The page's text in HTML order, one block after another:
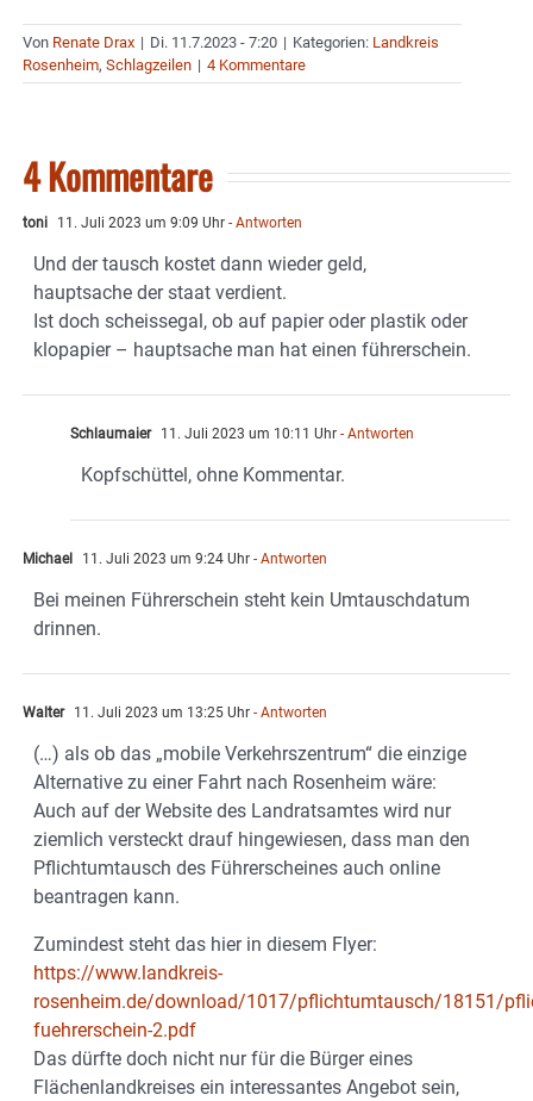
Von Renate Drax | Di. 11.7.2023 - 7:20 | Kategorien: Landkreis
Rosenheim, Schlagzeilen | 4 Kommentare
4 Kommentare
toni 11. Juli 2023 um 9:09 Uhr - Antworten
Und der tausch kostet dann wieder geld,
hauptsache der staat verdient.
Ist doch scheissegal, ob auf papier oder plastik oder
klopapier – hauptsache man hat einen führerschein.
Schlaumaier 11. Juli 2023 um 10:11 Uhr - Antworten
Kopfschüttel, ohne Kommentar.
Michael 11. Juli 2023 um 9:24 Uhr - Antworten
Bei meinen Führerschein steht kein Umtauschdatum
drinnen.
Walter 11. Juli 2023 um 13:25 Uhr - Antworten
(…) als ob das „mobile Verkehrszentrum“ die einzige
Alternative zu einer Fahrt nach Rosenheim wäre:
Auch auf der Website des Landratsamtes wird nur
ziemlich versteckt drauf hingewiesen, dass man den
Pflichtumtausch des Führerscheines auch online
beantragen kann.
Zumindest steht das hier in diesem Flyer:
https://www.landkreis-
rosenheim.de/download/1017/pflichtumtausch/18151/
fuehrerschein-2.pdf
Das dürfte doch nicht nur für die Bürger eines
Flächenlandkreises ein interessantes Angebot sein,